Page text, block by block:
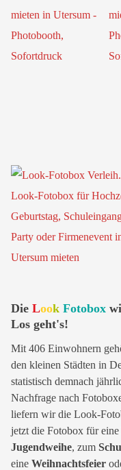
Die Look Fotobox
Los geht's!
Mit 406 Einwohnern
den kleinen Städten in
statistisch demnach
Nachfrage nach
liefern wir die Look-
jetzt die Fotobox für eine
Jugendweihe, zum
eine Weihnachtsfeier